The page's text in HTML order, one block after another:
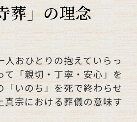
葬」の理念
⼈おひとりの抱えていらっ
て「親切・丁寧・安⼼」を
「いのち」を死で終わらせ
真宗における葬儀の意味す